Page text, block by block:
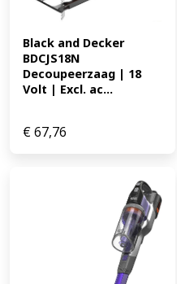
Black and Decker
BDCJS18N
Decoupeerzaag | 18
Volt | Excl. ac...
€67,76